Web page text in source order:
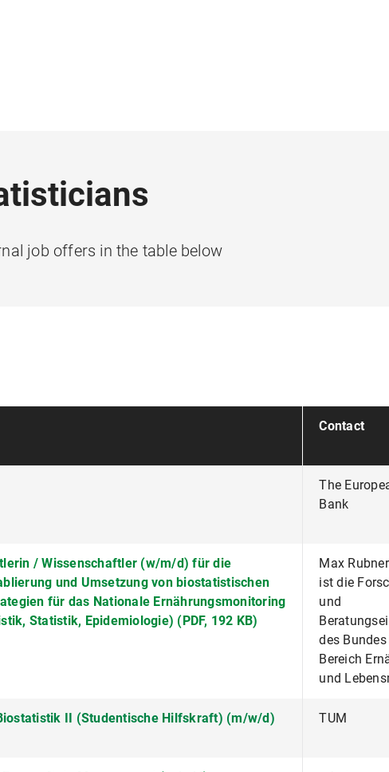
job offers in the table below
Contact
The
Bank
/ Wissenschaftler (w/m/d) für die
und Umsetzung von biostatistischen
für das Nationale Ernährungsmonitoring
Statistik, Epidemiologie) (PDF, 192 KB)
Max
ist die
und
des
Bereich
und
II (Studentische Hilfskraft) (m/w/d)
TUM